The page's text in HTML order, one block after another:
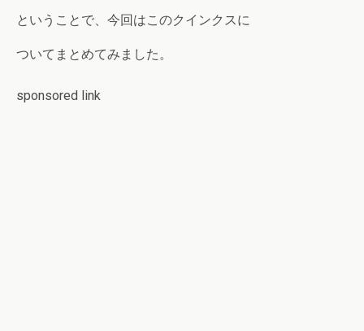
ということで、今回はこのクインクスに
ついてまとめてみました。
sponsored link